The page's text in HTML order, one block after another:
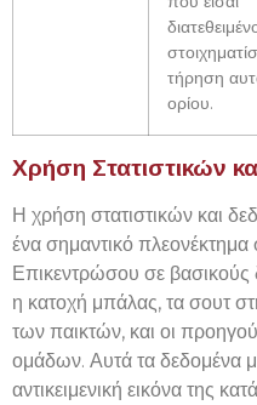
τήρηση
ορίου.
Χρήση Στατιστικών
Η χρήση στατιστικών και
ένα σημαντικό
Επικεντρώσου σε
η κατοχή μπάλας, τα σουτ
των παικτών, και οι
ομάδων. Αυτά τα δεδομένα
αντικειμενική εικόνα της